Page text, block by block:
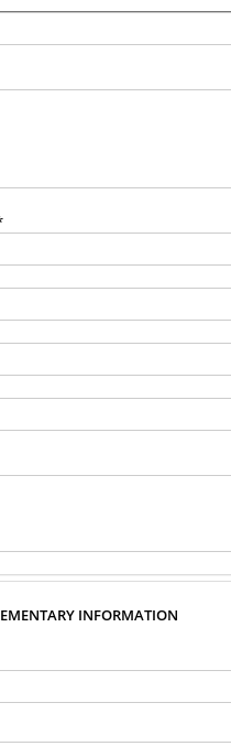
INFORMATION